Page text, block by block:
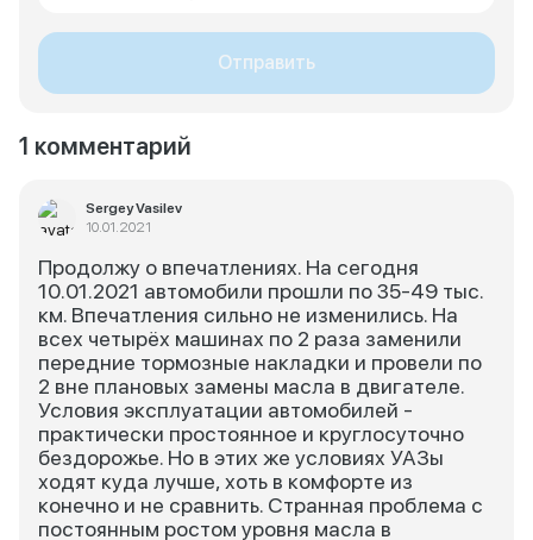
Отправить
1 комментарий
Sergey Vasilev
10.01.2021
Продолжу о впечатлениях. На сегодня
10.01.2021 автомобили прошли по 35-49 тыс.
км. Впечатления сильно не изменились. На
всех четырёх машинах по 2 раза заменили
передние тормозные накладки и провели по
2 вне плановых замены масла в двигателе.
Условия эксплуатации автомобилей -
практически простоянное и круглосуточно
бездорожье. Но в этих же условиях УАЗы
ходят куда лучше, хоть в комфорте из
конечно и не сравнить. Странная проблема с
постоянным ростом уровня масла в